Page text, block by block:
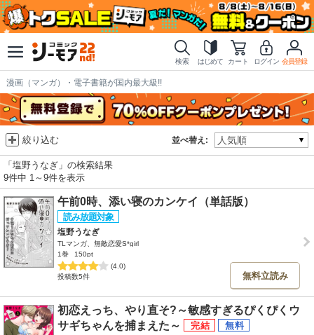
検索 はじめて カート ログイン 会員登録
漫画（マンガ）・電子書籍が国内最大級!!
並べ替え:
絞り込む
「塩野うなぎ」の検索結果
9件中 1～9件を表示
午前0時、添い寝のカンケイ（単話版）
塩野うなぎ
TLマンガ、無敵恋愛S*girl
1巻
150pt
(4.0)
投稿数5件
無料立読み
初恋えっち、やり直そ?～敏感すぎるぴくぴくウ
サギちゃんを捕まえた～